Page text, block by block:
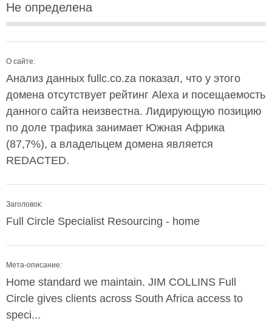
Не определена
О сайте:
Анализ данных fullc.co.za показал, что у этого
домена отсутствует рейтинг Alexa и посещаемость
данного сайта неизвестна. Лидирующую позицию
по доле трафика занимает Южная Африка
(87,7%), а владельцем домена является
REDACTED.
Заголовок:
Full Circle Specialist Resourcing - home
Мета-описание:
Home standard we maintain. JIM COLLINS Full
Circle gives clients across South Africa access to
speci...